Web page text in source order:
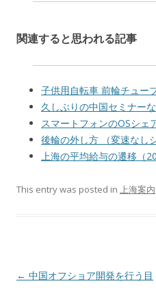
関連すると思われる記事
子供用自転車 前輪チュー
久しぶりの中国セミナー
スマートフォンのOSシェ
後輪の外し方 （変速なし
上海の平均給与の遷移（
This entry was posted in 上海案内
Post navigation
← 中国オフショア開発を行う目